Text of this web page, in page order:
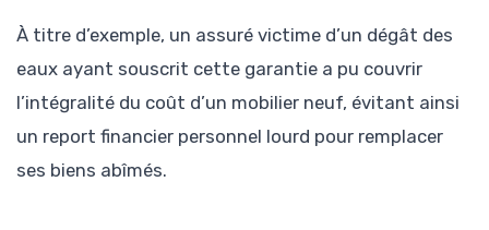
À titre d’exemple, un assuré victime d’un dégât des
eaux ayant souscrit cette garantie a pu couvrir
l’intégralité du coût d’un mobilier neuf, évitant ainsi
un report financier personnel lourd pour remplacer
ses biens abîmés.